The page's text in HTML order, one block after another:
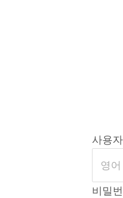
사용
비밀